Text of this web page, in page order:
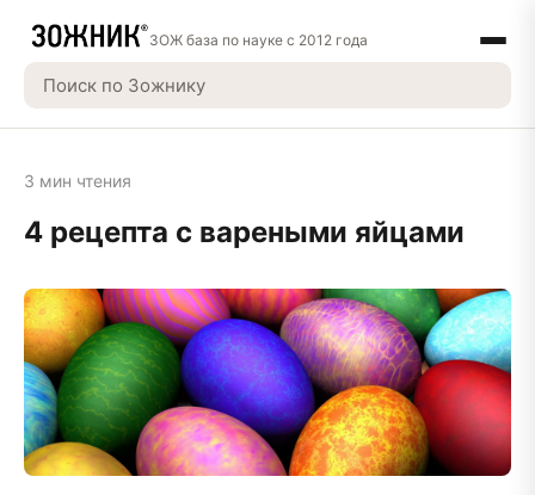
ЗОЖ база по науке с 2012 года
3 мин чтения
4 рецепта с вареными яйцами